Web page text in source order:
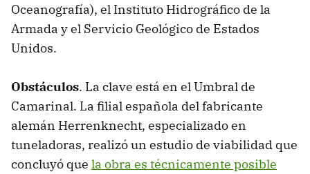
Oceanografía), el Instituto Hidrográfico de la
Armada y el Servicio Geológico de Estados
Unidos.
Obstáculos. La clave está en el Umbral de
Camarinal. La filial española del fabricante
alemán Herrenknecht, especializado en
tuneladoras, realizó un estudio de viabilidad que
concluyó que la obra es técnicamente posible